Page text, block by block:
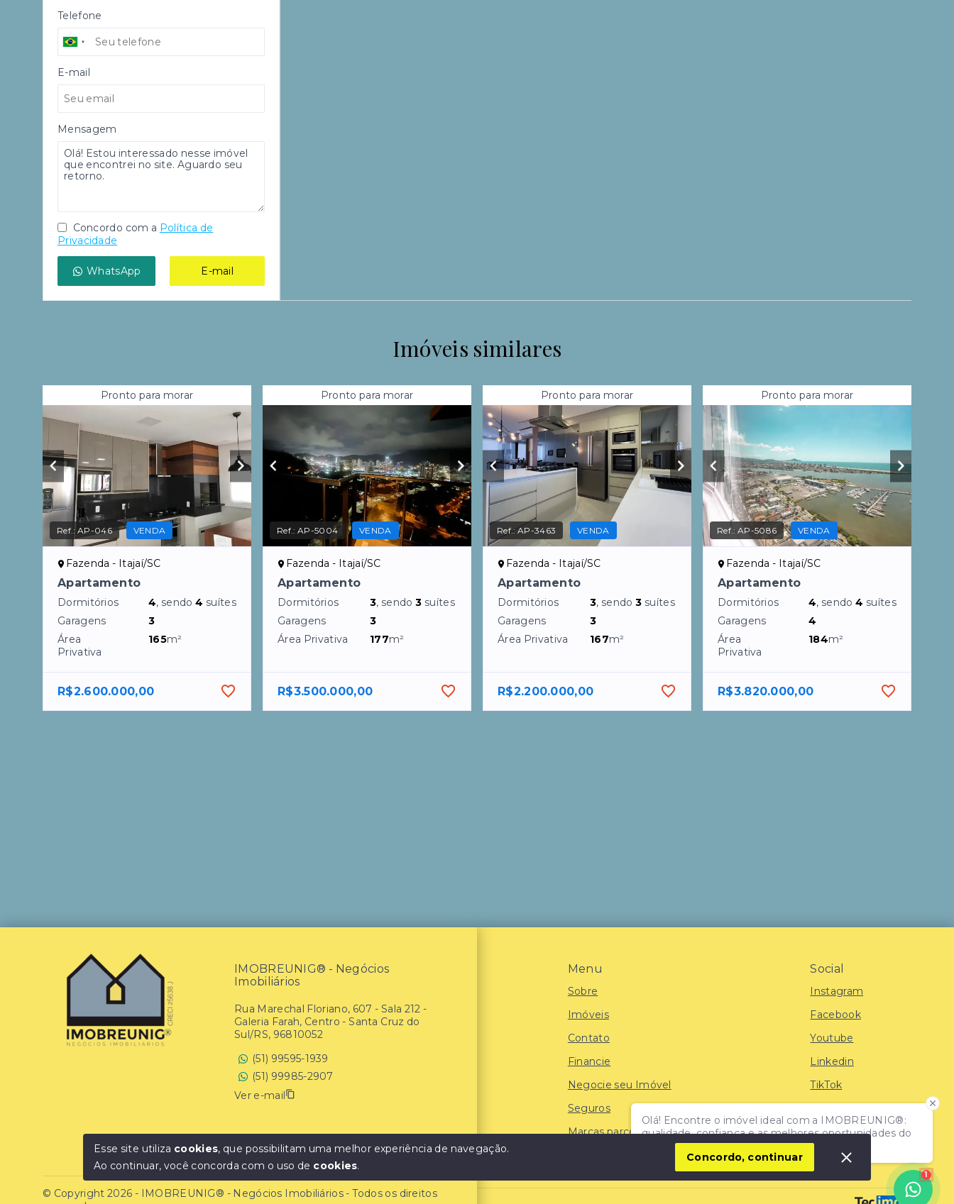
Telefone
E-mail
Mensagem
Concordo com a Política de
Privacidade
WhatsApp E-mail
Imóveis similares
Pronto para morar
Ref.:AP-046 VENDA
Fazenda - Itajaí/SC
Apartamento
Dormitórios 4, sendo4 suítes
Garagens
3
Área
Privativa
165m²
R$2.600.000,00
Pronto para morar
Ref.:AP-5004 VENDA
Fazenda - Itajaí/SC
Apartamento
Dormitórios 3, sendo3 suítes
Garagens
3
Área Privativa
177m²
R$3.500.000,00
Pronto para morar
Ref.:AP-3463 VENDA
Fazenda - Itajaí/SC
Apartamento
Dormitórios 3, sendo3 suítes
Garagens
3
Área Privativa
167m²
R$2.200.000,00
Pronto para morar
Ref.:AP-5086 VENDA
Fazenda - Itajaí/SC
Apartamento
Dormitórios 4, sendo4 suítes
Garagens
4
Área
Privativa
184m²
R$3.820.000,00
Olá! Encontre o imóvel ideal com a IMOBREUNIG®:
qualidade, confiança e as melhores oportunidades do
mercado!
1
Menu
Sobre
Imóveis
Contato
Financie
Negocie seu Imóvel
Seguros
Marcas parceiras
Social
Instagram
Facebook
Youtube
Linkedin
TikTok
IMOBREUNIG® - Negócios
Imobiliários
Rua Marechal Floriano, 607 - Sala 212 -
Galeria Farah, Centro - Santa Cruz do
Sul/RS, 96810052
(51) 99595-1939
(51) 99985-2907
Ver e-mail
© Copyright 2026 - IMOBREUNIG® - Negócios Imobiliários - Todos os direitos
Esse site utiliza cookies, que possibilitam uma melhor experiência de navegação.
Ao continuar, você concorda com o uso de cookies.
Concordo, continuar